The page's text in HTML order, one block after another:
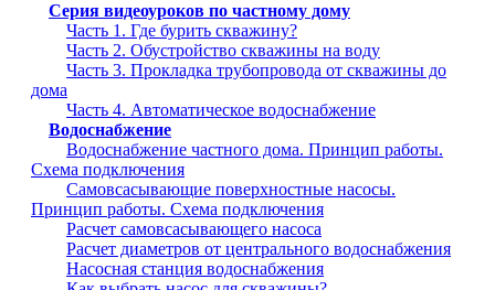
Серия видеоуроков по частному дому
Часть 1. Где бурить скважину?
Часть 2. Обустройство скважины на воду
Часть 3. Прокладка трубопровода от скважины до
дома
Часть 4. Автоматическое водоснабжение
Водоснабжение
Водоснабжение частного дома. Принцип работы.
Схема подключения
Самовсасывающие поверхностные насосы.
Принцип работы. Схема подключения
Расчет самовсасывающего насоса
Расчет диаметров от центрального водоснабжения
Насосная станция водоснабжения